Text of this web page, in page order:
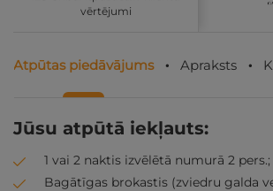
vērtējumi
Atpūtas piedāvājums Apraksts
Jūsu atpūtā iekļauts:
1 vai 2 naktis izvēlētā numurā 2 pers.;
Bagātīgas brokastis (zviedru galda